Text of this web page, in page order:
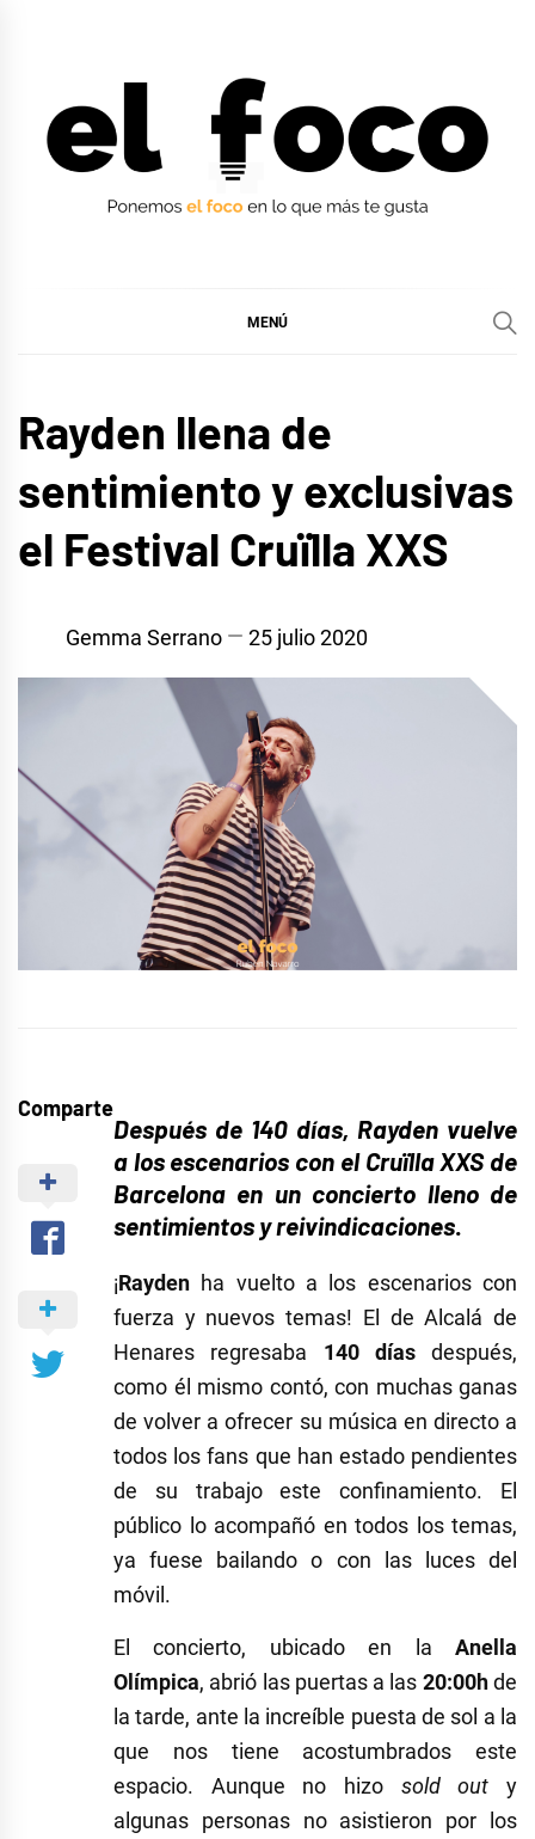
MENÚ
Rayden llena de
sentimiento y exclusivas
el Festival Cruïlla XXS
Gemma Serrano 25 julio 2020
Comparte
Después de 140 días, Rayden vuelve
a los escenarios con el Cruïlla XXS de
Barcelona en un concierto lleno de
sentimientos y reivindicaciones.
¡Rayden ha vuelto a los escenarios con
fuerza y nuevos temas! El de Alcalá de
Henares regresaba 140 díasdespués,
como él mismo contó, con muchas ganas
de volver a ofrecer su música en directo a
todos los fans que han estado pendientes
de su trabajo este confinamiento. El
público lo acompañó en todos los temas,
ya fuese bailando o con las luces del
móvil.
El concierto, ubicado en la Anella
Olímpica, abrió las puertas a las 20:00hde
la tarde, ante la increíble puesta de sol a la
que nos tiene acostumbrados este
espacio. Aunque no hizo sold out y
algunas personas no asistieron por los